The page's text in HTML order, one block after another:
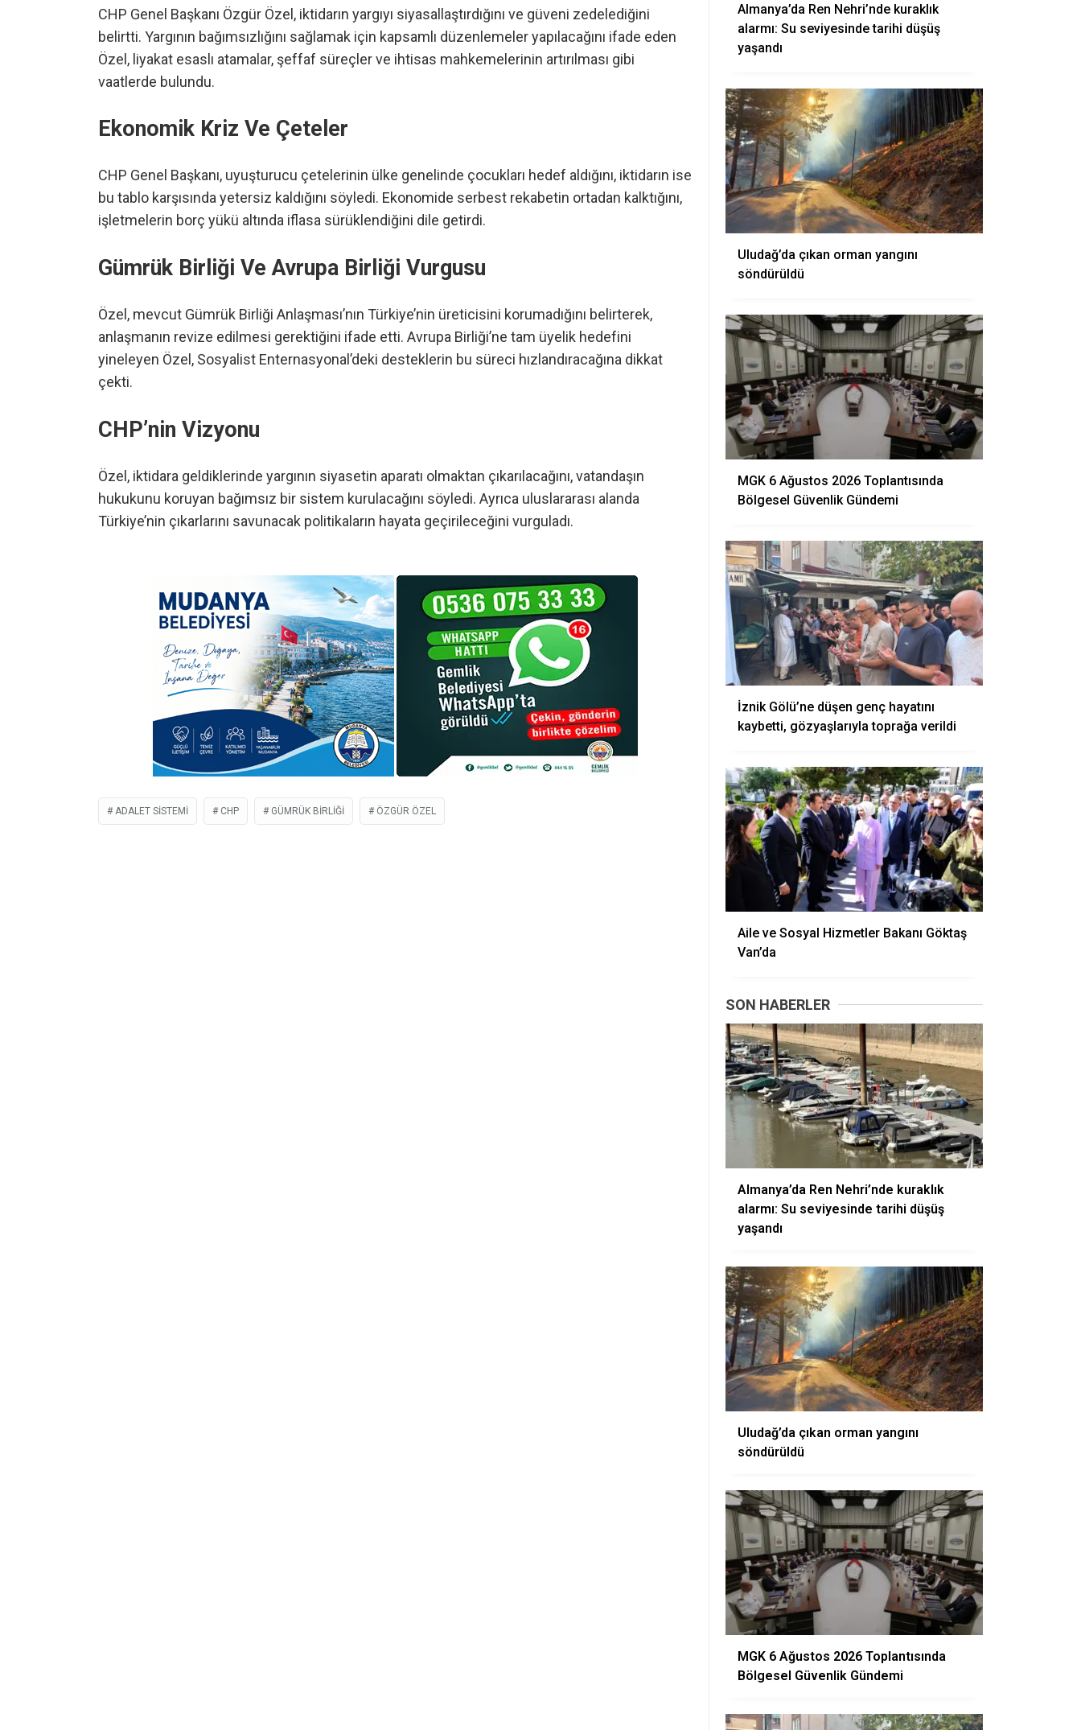
CHP Genel Başkanı Özgür Özel, iktidarın yargıyı siyasallaştırdığını ve güveni zedelediğini
belirtti. Yargının bağımsızlığını sağlamak için kapsamlı düzenlemeler yapılacağını ifade eden
Özel, liyakat esaslı atamalar, şeffaf süreçler ve ihtisas mahkemelerinin artırılması gibi
vaatlerde bulundu.
Ekonomik Kriz Ve Çeteler
CHP Genel Başkanı, uyuşturucu çetelerinin ülke genelinde çocukları hedef aldığını, iktidarın ise
bu tablo karşısında yetersiz kaldığını söyledi. Ekonomide serbest rekabetin ortadan kalktığını,
işletmelerin borç yükü altında iflasa sürüklendiğini dile getirdi.
Gümrük Birliği Ve Avrupa Birliği Vurgusu
Özel, mevcut Gümrük Birliği Anlaşması’nın Türkiye’nin üreticisini korumadığını belirterek,
anlaşmanın revize edilmesi gerektiğini ifade etti. Avrupa Birliği’ne tam üyelik hedefini
yineleyen Özel, Sosyalist Enternasyonal’deki desteklerin bu süreci hızlandıracağına dikkat
çekti.
CHP’nin Vizyonu
Özel, iktidara geldiklerinde yargının siyasetin aparatı olmaktan çıkarılacağını, vatandaşın
hukukunu koruyan bağımsız bir sistem kurulacağını söyledi. Ayrıca uluslararası alanda
Türkiye’nin çıkarlarını savunacak politikaların hayata geçirileceğini vurguladı.
ADALET SISTEMI CHP GÜMRÜK BIRLIĞI ÖZGÜR ÖZEL
Almanya’da Ren Nehri’nde kuraklık
alarmı: Su seviyesinde tarihi düşüş
yaşandı
Uludağ’da çıkan orman yangını
söndürüldü
MGK 6 Ağustos 2026 Toplantısında
Bölgesel Güvenlik Gündemi
İznik Gölü’ne düşen genç hayatını
kaybetti, gözyaşlarıyla toprağa verildi
Aile ve Sosyal Hizmetler Bakanı Göktaş
Van’da
SON HABERLER
Almanya’da Ren Nehri’nde kuraklık
alarmı: Su seviyesinde tarihi düşüş
yaşandı
Uludağ’da çıkan orman yangını
söndürüldü
MGK 6 Ağustos 2026 Toplantısında
Bölgesel Güvenlik Gündemi